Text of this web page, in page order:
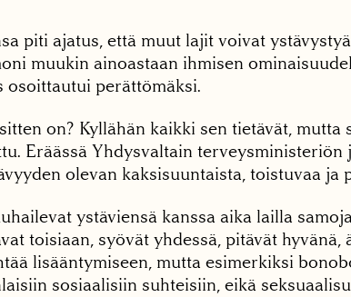
piti ajatus, että muut lajit voivat
muukin ainoastaan ihmisen
osoittautui perättömäksi.
on? Kyllähän kaikki sen tietävät, mutta
Eräässä Yhdysvaltain terveysministeriön
olevan kaksisuuntaista, toistuvaa ja
ystäviensä kanssa aika lailla
toisiaan, syövät yhdessä, pitävät hyvänä,
lisääntymiseen, mutta esimerkiksi
sosiaalisiin suhteisiin, eikä